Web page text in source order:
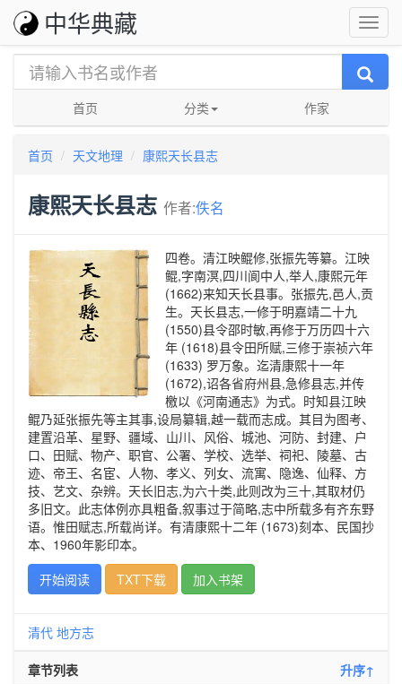
中华典藏
首页 分类 作家
首页 天文地理 康熙天长县志
康熙天长县志 作者:佚名
四卷。清江映鲲修,张振先等纂。江映
鲲,字南溟,四川阆中人,举人,康熙元年
(1662)来知天长县事。张振先,邑人,贡
生。天长县志,一修于明嘉靖二十九
(1550)县令邵时敏,再修于万历四十六
年 (1618)县令田所赋,三修于崇祯六年
(1633) 罗万象。迄清康熙十一年
(1672),诏各省府州县,急修县志,并传
檄以《河南通志》为式。时知县江映
鲲乃延张振先等主其事,设局纂辑,越一载而志成。其目为图考、
建置沿革、星野、疆域、山川、风俗、城池、河防、封建、户
口、田赋、物产、职官、公署、学校、选举、祠祀、陵墓、古
迹、帝王、名宦、人物、孝义、列女、流寓、隐逸、仙释、方
技、艺文、杂辨。天长旧志,为六十类,此则改为三十,其取材仍
多旧文。此志体例亦具粗备,叙事过于简略,志中所载多有齐东野
语。惟田赋志,所载尚详。有清康熙十二年 (1673)刻本、民国抄
本、1960年影印本。
开始阅读
TXT下载 加入书架
清代 地方志
章节列表 升序↑